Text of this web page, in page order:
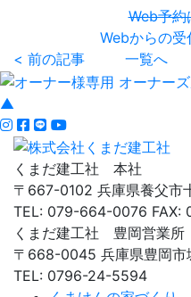
Web予約
Webからの受
< 前の記事
一覧へ
▲
くまだ建工社 本社
〒667-0102 兵庫県養父市
TEL: 079-664-0076 FAX:
くまだ建工社 豊岡営業所
〒668-0045 兵庫県豊岡市
TEL: 0796-24-5594